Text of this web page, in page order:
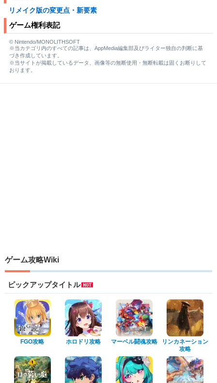
リメイク版の変更点・新要素
ゲーム権利表記
© Nintendo/MONOLITHSOFT
※当カテゴリ内のすべての記事は、AppMedia編集部及びライター独自の判断に基
づき作成しています。
※当サイトが掲載しているデータ、画像等の無断使用・無断転載は固くお断りして
おります。
ゲーム攻略Wiki
ピックアップタイトル
FGO攻略 ホロドリ攻略 マーベル闘魂攻略
リンカネーション
攻略